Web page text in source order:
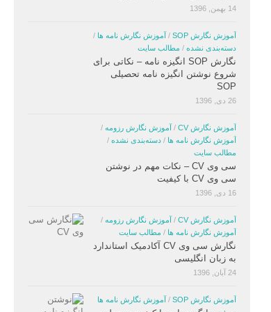
14 بهمن, 1396
آموزش نگارش SOP / آموزش نگارش نامه ها /
دسته‌بندی نشده / مطالب سایت
نگارش SOP انگیزه نامه – نکاتی برای
شروع نوشتن انگیزه نامه تحصیلی
SOP
26 دی, 1396
آموزش نگارش CV / آموزش نگارش رزومه /
آموزش نگارش نامه ها / دسته‌بندی نشده /
مطالب سایت
سی وی CV – نکات مهم در نوشتن
سی وی CV با کیفیت
16 دی, 1396
آموزش نگارش CV / آموزش نگارش رزومه /
آموزش نگارش نامه ها / مطالب سایت
نگارش سی وی CV آکادمیک استاندارد
به زبان انگلیسی
24 آبان, 1396
آموزش نگارش SOP / آموزش نگارش نامه ها